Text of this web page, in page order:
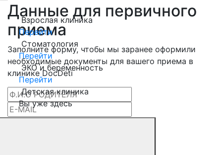
Взрослая клиника
Перейти
Стоматология
Перейти
ЭКО и беременность
Перейти
Детская клиника
Вы уже здесь
Данные для первичного
приема
Заполните форму, чтобы мы заранее оформили
необходимые документы для вашего приема в
клинике DocDeti